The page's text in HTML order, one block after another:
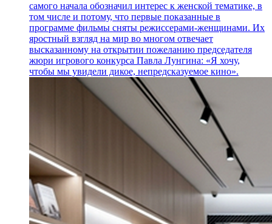
самого начала обозначил интерес к женской тематике, в
том числе и потому, что первые показанные в
программе фильмы сняты режиссерами-женщинами. Их
яростный взгляд на мир во многом отвечает
высказанному на открытии пожеланию председателя
жюри игрового конкурса Павла Лунгина: «Я хочу,
чтобы мы увидели дикое, непредсказуемое кино».